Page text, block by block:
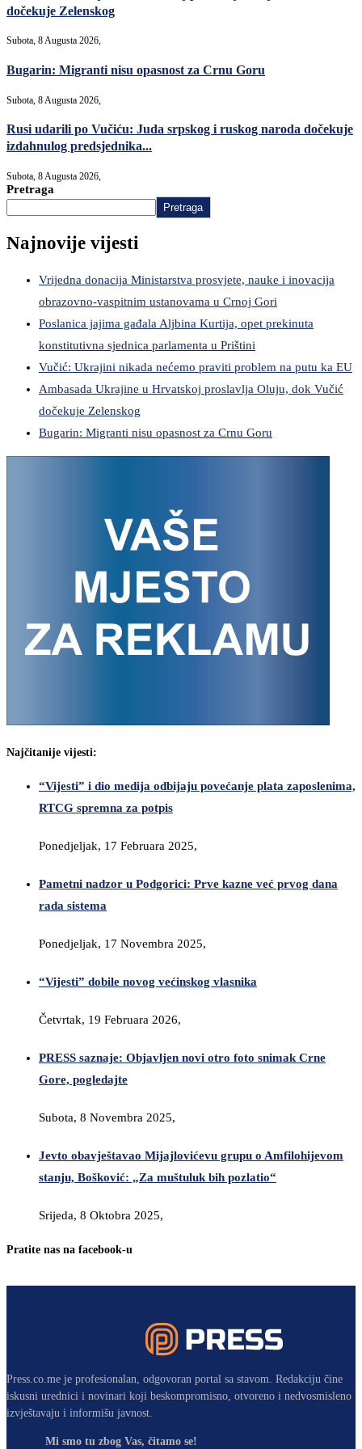
dočekuje Zelenskog
Subota, 8 Augusta 2026,
Bugarin: Migranti nisu opasnost za Crnu Goru
Subota, 8 Augusta 2026,
Rusi udarili po Vučiću: Juda srpskog i ruskog naroda dočekuje
izdahnulog predsjednika...
Subota, 8 Augusta 2026,
Pretraga
Pretraga
Najnovije vijesti
Vrijedna donacija Ministarstva prosvjete, nauke i inovacija
obrazovno-vaspitnim ustanovama u Crnoj Gori
Poslanica jajima gađala Aljbina Kurtija, opet prekinuta
konstitutivna sjednica parlamenta u Prištini
Vučić: Ukrajini nikada nećemo praviti problem na putu ka EU
Ambasada Ukrajine u Hrvatskoj proslavlja Oluju, dok Vučić
dočekuje Zelenskog
Bugarin: Migranti nisu opasnost za Crnu Goru
Najčitanije vijesti:
“Vijesti” i dio medija odbijaju povećanje plata zaposlenima,
RTCG spremna za potpis
Ponedjeljak, 17 Februara 2025,
Pametni nadzor u Podgorici: Prve kazne već prvog dana
rada sistema
Ponedjeljak, 17 Novembra 2025,
“Vijesti” dobile novog većinskog vlasnika
Četvrtak, 19 Februara 2026,
PRESS saznaje: Objavljen novi otro foto snimak Crne
Gore, pogledajte
Subota, 8 Novembra 2025,
Jevto obavještavao Mijajlovićevu grupu o Amfilohijevom
stanju, Bošković: „Za muštuluk bih pozlatio“
Srijeda, 8 Oktobra 2025,
Pratite nas na facebook-u
Press.co.me je profesionalan, odgovoran portal sa stavom. Redakciju čine
iskusni urednici i novinari koji beskompromisno, otvoreno i nedvosmisleno
izvještavaju i informišu javnost.
Mi smo tu zbog Vas, čitamo se!